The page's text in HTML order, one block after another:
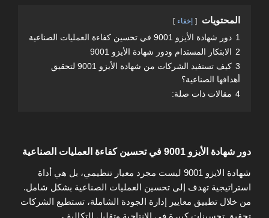
المحتويات إخفاء
1 دور شهادة الأيزو 9001 في تحسين كفاءة العمليات الصناعية
2 الابتكار المستدام ودور شهادة الأيزو 9001
3
كيف تستفيد الشركات من شهادة الأيزو 9001 لتحقيق
أهدافها الصناعية؟
4 مقالات ذات صلة:
دور شهادة الأيزو 9001 في تحسين كفاءة العمليات الصناعية
شهادة الايزو 9001 ليست مجرد معيار تنظيمي، بل هي أداة
استراتيجية تهدف إلى تحسين العمليات الصناعية بشكل شامل.
من خلال تطبيق معايير إدارة الجودة الشاملة، تستطيع الشركات
تحقيق تحسينات كبيرة في الإنتاجية وتقليل التكاليف.